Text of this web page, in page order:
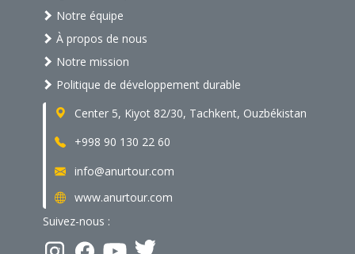
Notre équipe
À propos de nous
Notre mission
Politique de développement durable
Center 5, Kiyot 82/30, Tachkent, Ouzbékistan
+998 90 130 22 60
info@anurtour.com
www.anurtour.com
Suivez-nous :